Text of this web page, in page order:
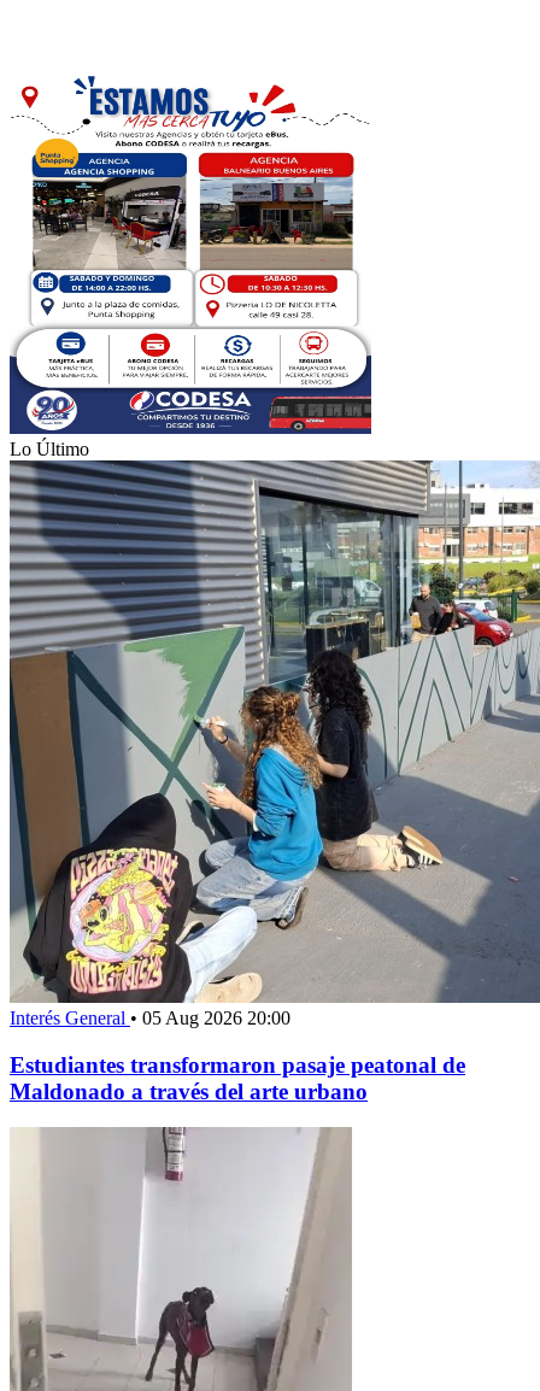
Lo Último
Interés General • 05 Aug 2026 20:00
Estudiantes transformaron pasaje peatonal de
Maldonado a través del arte urbano